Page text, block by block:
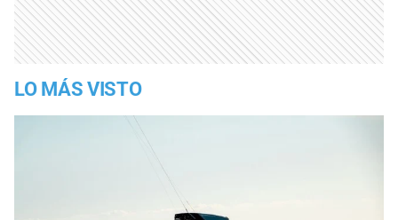
LO MÁS VISTO